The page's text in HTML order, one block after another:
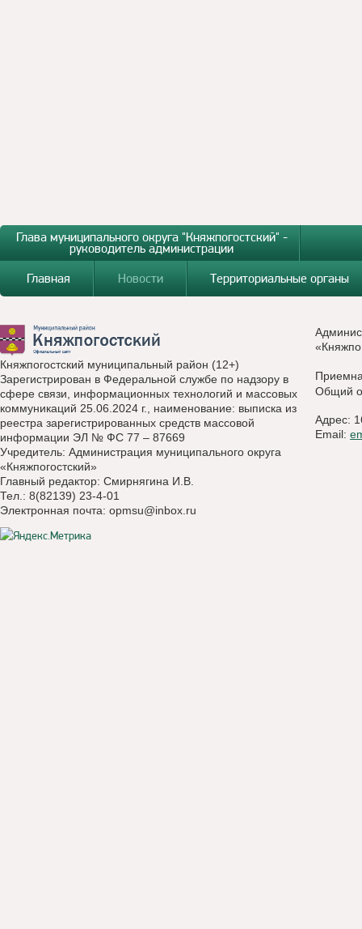
Глава муниципального округа "Княжпогостский" -
руководитель администрации
Главная
Новости Территориальные органы
Княжпогостский муниципальный район (12+)
Зарегистрирован в Федеральной службе по надзору в
сфере связи, информационных технологий и массовых
коммуникаций 25.06.2024 г., наименование: выписка из
реестра зарегистрированных средств массовой
информации ЭЛ № ФС 77 – 87669
Учредитель: Администрация муниципального округа
«Княжпогостский»
Главный редактор: Смирнягина И.В.
Тел.: 8(82139) 23-4-01
Электронная почта: opmsu@inbox.ru
Общий
Адрес:
Email: